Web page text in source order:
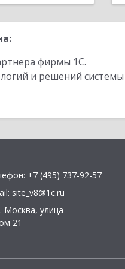
фирмы 1С.
и решений
+7 (495) 737-92-57
site_v8@1c.ru
Москва, улица
21